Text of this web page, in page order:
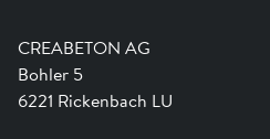
CREABETON AG
Bohler 5
6221 Rickenbach LU
Ausbildung
Shop Hilfe
Anwendungsunterstützung
Newsletter
Engagement
Swissness
Schwammstadt